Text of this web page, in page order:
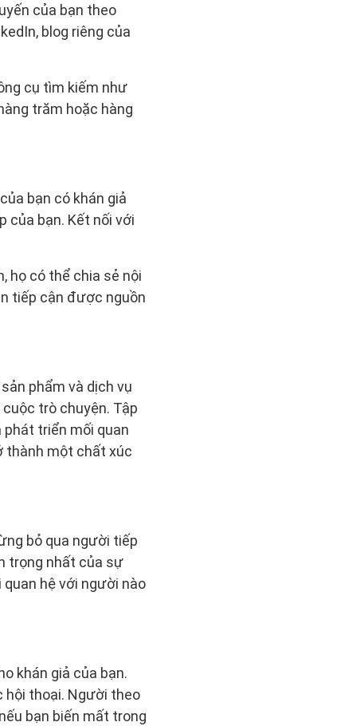
của bạn theo
blog riêng của
cụ tìm kiếm như
trăm hoặc hàng
bạn có khán giả
của bạn. Kết nối với
họ có thể chia sẻ nội
tiếp cận được nguồn
phẩm và dịch vụ
trò chuyện. Tập
triển mối quan
thành một chất xúc
bỏ qua người tiếp
trọng nhất của sự
hệ với người nào
khán giả của bạn.
hội thoại. Người theo
bạn biến mất trong